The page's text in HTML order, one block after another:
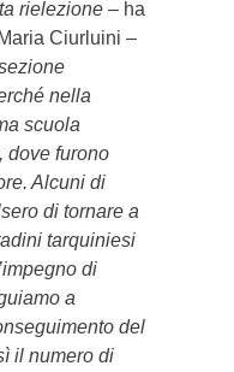
rielezione – ha
Ciurluini –
nella
scuola
dove furono
Alcuni di
di tornare a
tarquiniesi
di
a
del
il numero di